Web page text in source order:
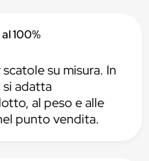
100%
su misura. In
adatta
al peso e alle
punto vendita.